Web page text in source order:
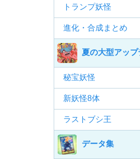
トランプ妖怪
進化・合成まとめ
夏の大型アッ
秘宝妖怪
新妖怪8体
ラストブシ王
データ集